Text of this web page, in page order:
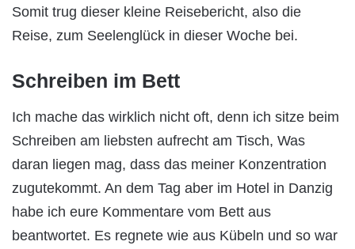
Somit trug dieser kleine Reisebericht, also die
Reise, zum Seelenglück in dieser Woche bei.
Schreiben im Bett
Ich mache das wirklich nicht oft, denn ich sitze beim
Schreiben am liebsten aufrecht am Tisch, Was
daran liegen mag, dass das meiner Konzentration
zugutekommt. An dem Tag aber im Hotel in Danzig
habe ich eure Kommentare vom Bett aus
beantwortet. Es regnete wie aus Kübeln und so war